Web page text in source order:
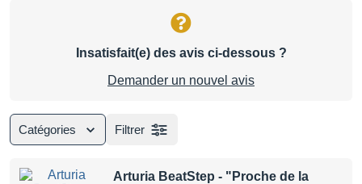
Insatisfait(e) des avis ci-dessous ?
Demander un nouvel avis
Catégories Filtrer
Arturia BeatStep - "Proche de la